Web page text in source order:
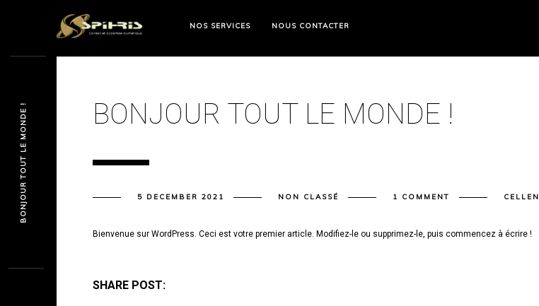
NOS SERVICES NOUS CONTACTER
BONJOUR TOUT LE MONDE !
5 DECEMBER 2021 NON CLASSÉ 1 COMMENT CELLEN
Bienvenue sur WordPress. Ceci est votre premier article. Modifiez-le ou supprimez-le, puis commencez à écrire !
SHARE POST:
BONJOUR TOUT LE MONDE !